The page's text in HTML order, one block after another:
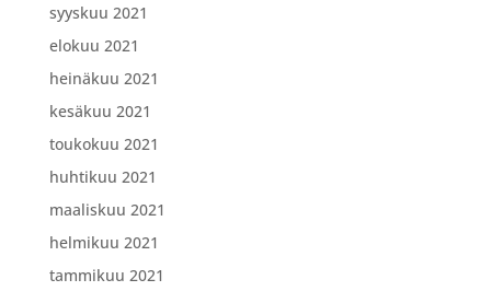
syyskuu 2021
elokuu 2021
heinäkuu 2021
kesäkuu 2021
toukokuu 2021
huhtikuu 2021
maaliskuu 2021
helmikuu 2021
tammikuu 2021